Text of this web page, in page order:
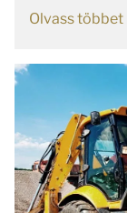
Olvass többet